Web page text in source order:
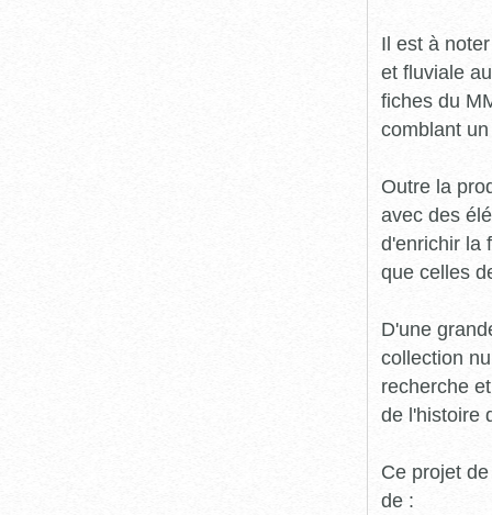
Il est à
et fluviale
fiches du
comblant
Outre la
avec des
d'enrichir la
que celles
D'une
collection
recherche
de l'histoire
Ce projet
de :